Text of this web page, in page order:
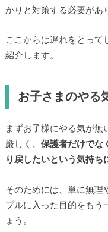
かりと対策する必要があ
ここからは遅れをとって
紹介します。
お子さまのやる
まずお子様にやる気が無
厳しく、 保護者だけでな
り戻したいという気持ち
そのためには、単に無理
ブルに入った目的をもう
ょう。